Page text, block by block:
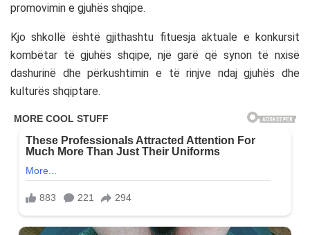
promovimin e gjuhës shqipe.
Kjo shkollë është gjithashtu fituesja aktuale e konkursit
kombëtar të gjuhës shqipe, një garë që synon të nxisë
dashurinë dhe përkushtimin e të rinjve ndaj gjuhës dhe
kulturës shqiptare.